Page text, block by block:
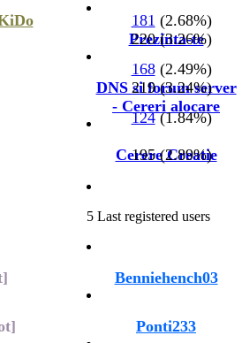
181 (2.68%)
168 (2.49%)
124 (1.84%)
Prezinta-te
220 (3.26%)
DNS si forum server
- Cereri alocare
219 (3.24%)
Cerere Creatie
195 (2.89%)
5 Last registered users
Benniehench03
Ponti233